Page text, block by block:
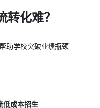
转化难？
助学校突破业绩瓶颈
低成本招生